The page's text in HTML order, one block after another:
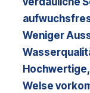
Weniger
Welse